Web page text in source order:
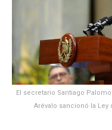
El secretario Santiago
Arévalo sancionó la Ley